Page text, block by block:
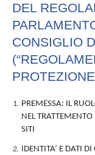
DEL
CONSIGLIO
PREMESSA: IL
NEL
SITI
IDENTITA’ E DATI